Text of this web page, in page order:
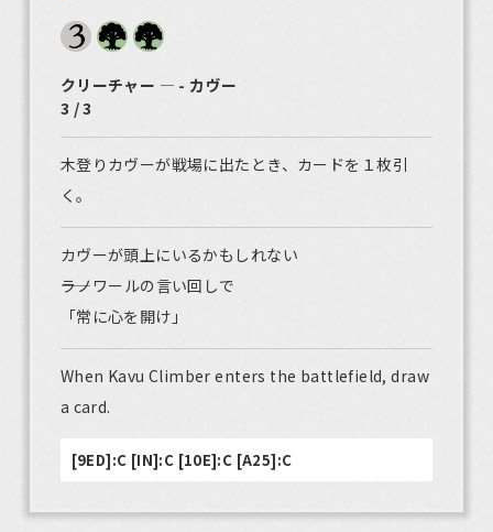
クリーチャー ― - カヴー
3 / 3
木登りカヴーが戦場に出たとき、カードを１枚引
く。
カヴーが頭上にいるかもしれない
――ラノワールの言い回しで
「常に心を開け」
When Kavu Climber enters the battlefield, draw
a card.
[9ED]:C [IN]:C [10E]:C [A25]:C